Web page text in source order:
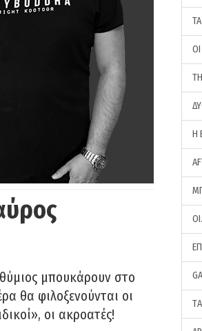
μπουκάρουν στο
θα φιλοξενούνται οι
οι ακροατές!
Η